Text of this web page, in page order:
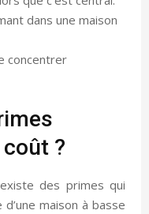
dans une maison
concentrer
?
des primes qui
maison à basse